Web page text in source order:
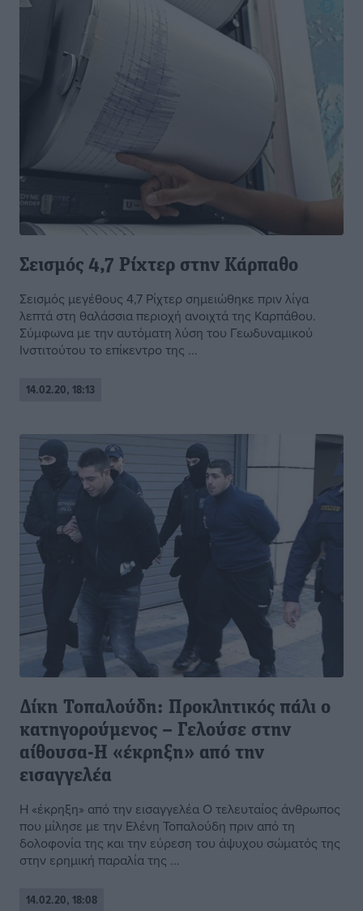
Σεισμός 4,7 Ρίχτερ στην Κάρπαθο
Σεισμός μεγέθους 4,7 Ρίχτερ σημειώθηκε πριν λίγα
λεπτά στη θαλάσσια περιοχή ανοιχτά της Καρπάθου.
Σύμφωνα με την αυτόματη λύση του Γεωδυναμικού
Ινστιτούτου το επίκεντρο της ...
14.02.20, 18:13
Δίκη Τοπαλούδη: Προκλητικός πάλι ο
κατηγορούμενος – Γελούσε στην
αίθουσα-Η «έκρηξη» από την
εισαγγελέα
Η «έκρηξη» από την εισαγγελέα Ο τελευταίος άνθρωπος
που μίλησε με την Ελένη Τοπαλούδη πριν από τη
δολοφονία της και την εύρεση τoυ άψυχου σώματός της
στην ερημική παραλία της ...
14.02.20, 18:08